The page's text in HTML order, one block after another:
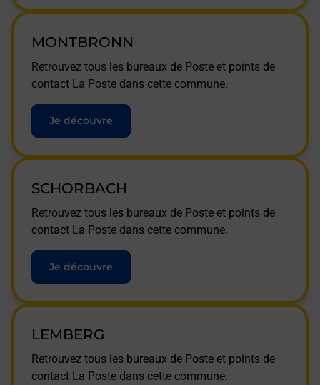
MONTBRONN
Retrouvez tous les bureaux de Poste et points de
contact La Poste dans cette commune.
Je découvre
SCHORBACH
Retrouvez tous les bureaux de Poste et points de
contact La Poste dans cette commune.
Je découvre
LEMBERG
Retrouvez tous les bureaux de Poste et points de
contact La Poste dans cette commune.